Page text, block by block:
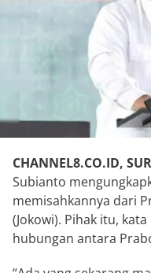
CHANNEL8.CO.ID,
Subianto
memisahkannya dari
(Jokowi). Pihak itu,
hubungan antara